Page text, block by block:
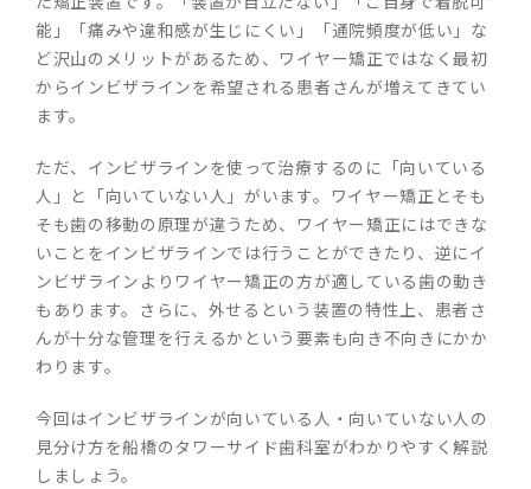
能」「痛みや違和感が生じにくい」「通院頻度が低い」な
ど沢山のメリットがあるため、ワイヤー矯正ではなく最初
からインビザラインを希望される患者さんが増えてきてい
ます。
ただ、インビザラインを使って治療するのに「向いている
人」と「向いていない人」がいます。ワイヤー矯正とそも
そも歯の移動の原理が違うため、ワイヤー矯正にはできな
いことをインビザラインでは行うことができたり、逆にイ
ンビザラインよりワイヤー矯正の方が適している歯の動き
もあります。さらに、外せるという装置の特性上、患者さ
んが十分な管理を行えるかという要素も向き不向きにかか
わります。
今回はインビザラインが向いている人・向いていない人の
見分け方を船橋のタワーサイド歯科室がわかりやすく解説
しましょう。